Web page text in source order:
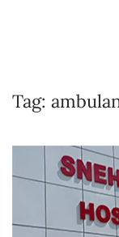
Skip to main
Tag: